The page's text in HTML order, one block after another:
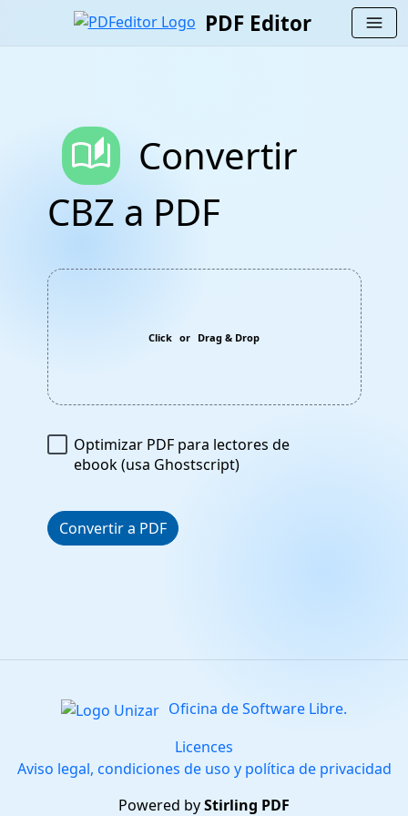
PDF Editor menu
auto_stories Convertir
CBZ a PDF
Click or Drag & Drop
Optimizar PDF para lectores de
ebook (usa Ghostscript)
Convertir a PDF
Oficina de Software Libre.
Licences
Aviso legal, condiciones de uso y política de privacidad
Powered byStirling PDF